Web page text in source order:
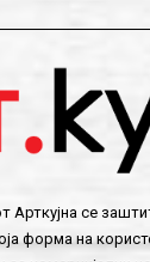
Арткујна се
форма на